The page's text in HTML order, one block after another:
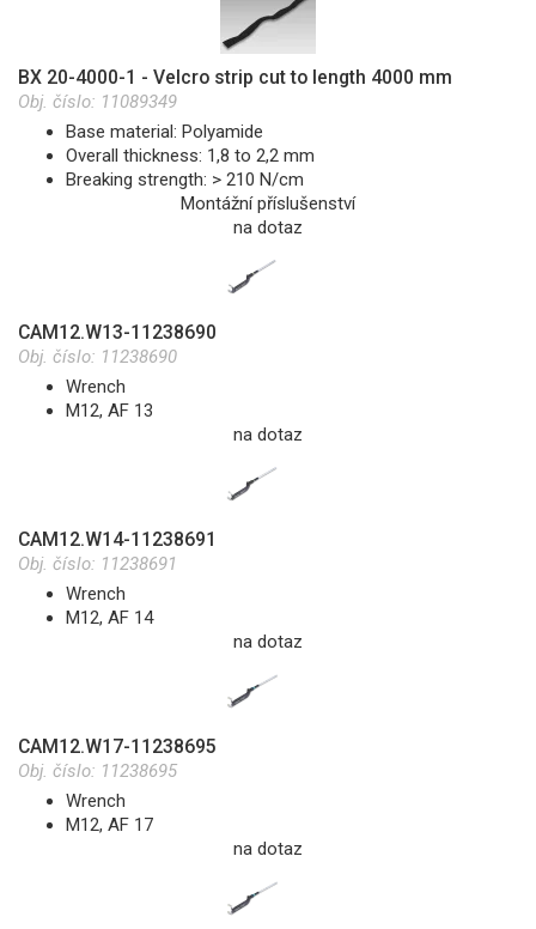
BX 20-4000-1 - Velcro strip cut to length 4000 mm
Obj. číslo: 11089349
Base material: Polyamide
Overall thickness: 1,8 to 2,2 mm
Breaking strength: > 210 N/cm
Montážní příslušenství
na dotaz
CAM12.W13-11238690
Obj. číslo: 11238690
Wrench
M12, AF 13
na dotaz
CAM12.W14-11238691
Obj. číslo: 11238691
Wrench
M12, AF 14
na dotaz
CAM12.W17-11238695
Obj. číslo: 11238695
Wrench
M12, AF 17
na dotaz